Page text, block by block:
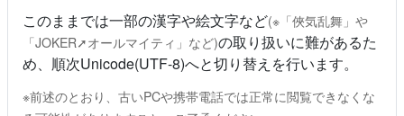
このままでは一部の漢字や絵文字など(※「俠気乱舞」や
「JOKER➚オールマイティ」など)の取り扱いに難があるた
め、順次Unicode(UTF-8)へと切り替えを行います。
※前述のとおり、古いPCや携帯電話では正常に閲覧できなくな